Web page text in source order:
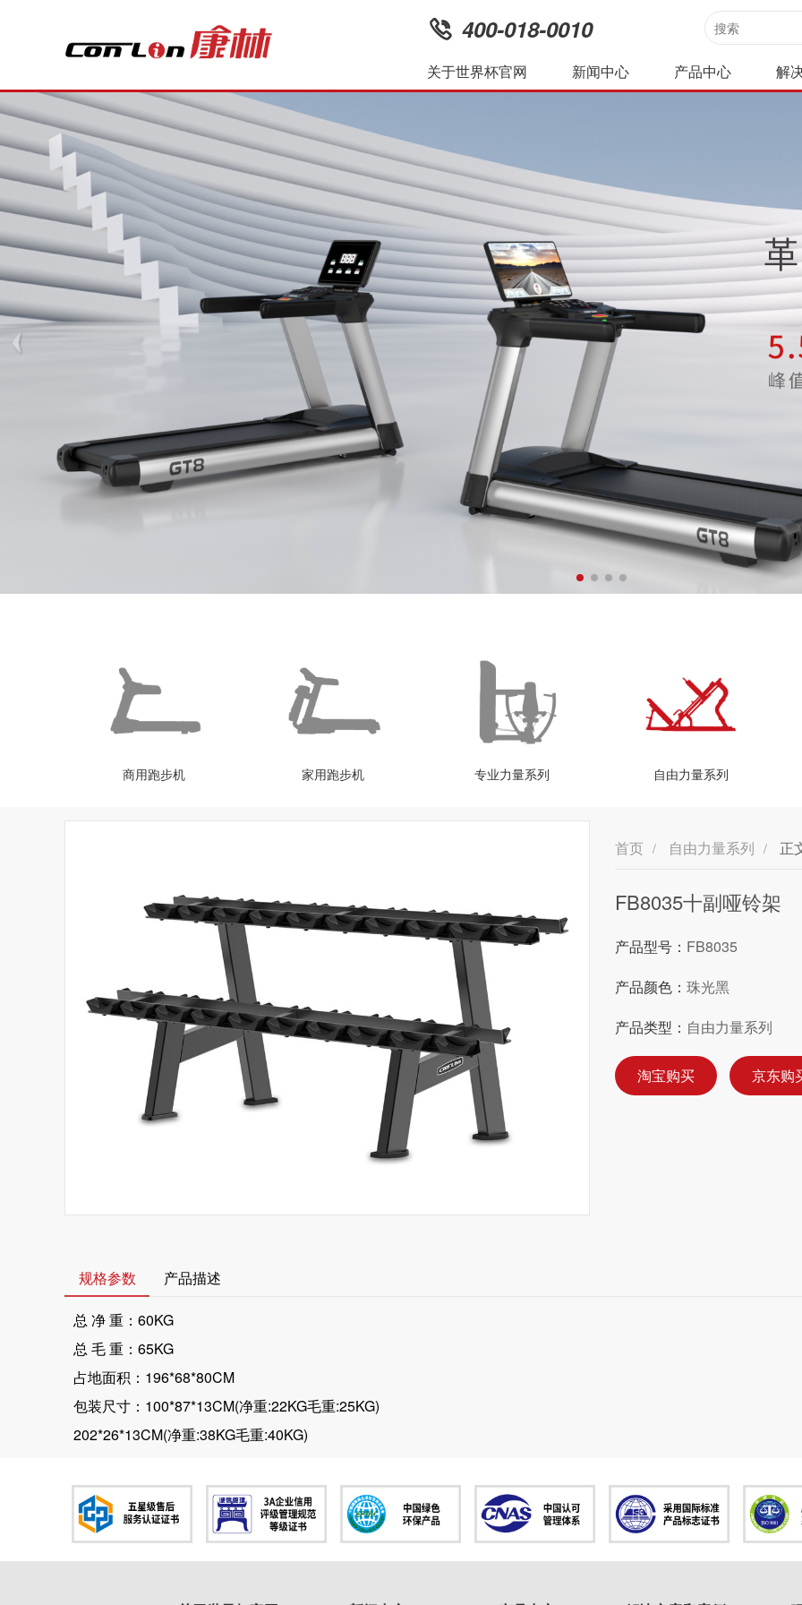
400-018-0010
关于世界杯官网 新闻中心 产品中心 解
商用跑步机 家用跑步机 专业力量系列 自由力量系列
首页 / 自由力量系列 / 正
FB8035十副哑铃架
产品型号： FB8035
产品颜色： 珠光黑
产品类型： 自由力量系列
淘宝购买 京东购
规格参数 产品描述
总 净 重：60KG
总 毛 重：65KG
占地面积：196*68*80CM
包装尺寸：100*87*13CM(净重:22KG毛重:25KG)
202*26*13CM(净重:38KG毛重:40KG)